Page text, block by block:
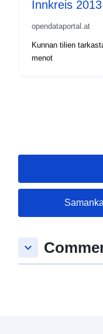
Innkreis
opendataportal.at
Kunnan tilien
menot
keyboard_arrow_down